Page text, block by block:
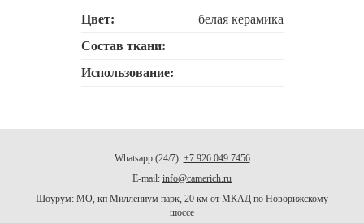
Цвет:
белая керамика
Состав ткани:
Использование:
Whatsapp (24/7): +7 926 049 7456
E-mail: info@camerich.ru
Шоурум: МО, кп Миллениум парк, 20 км от МКАД по Новорижскому
шоссе